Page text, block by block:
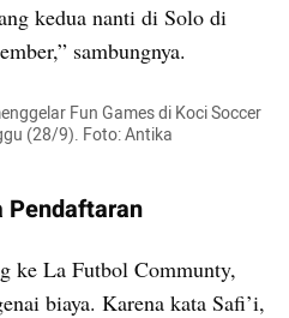
kedua nanti di Solo di
sambungnya.
Fun Games di Koci Soccer
(28/9). Foto: Antika
Pendaftaran
ke La Futbol Communty,
biaya. Karena kata Safi’i,